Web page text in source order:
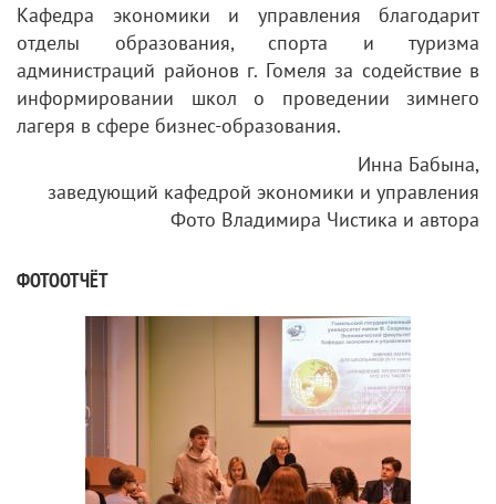
Кафедра экономики и управления благодарит
отделы образования, спорта и туризма
администраций районов г. Гомеля за содействие в
информировании школ о проведении зимнего
лагеря в сфере бизнес-образования.
Инна Бабына,
заведующий кафедрой экономики и управления
Фото Владимира Чистика и автора
ФОТООТЧЁТ